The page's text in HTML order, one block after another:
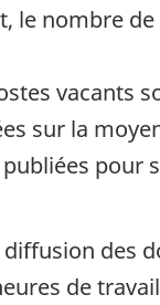
le nombre
vacants
sur la
pour
des
de